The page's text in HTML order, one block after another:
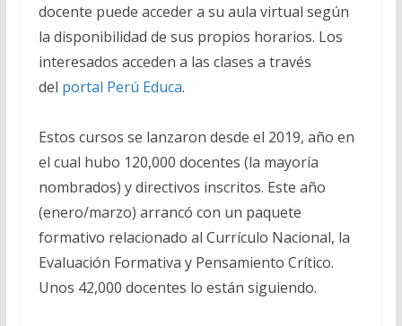
docente puede acceder a su aula virtual según
la disponibilidad de sus propios horarios. Los
interesados acceden a las clases a través
del portal Perú Educa.
Estos cursos se lanzaron desde el 2019, año en
el cual hubo 120,000 docentes (la mayoría
nombrados) y directivos inscritos. Este año
(enero/marzo) arrancó con un paquete
formativo relacionado al Currículo Nacional, la
Evaluación Formativa y Pensamiento Crítico.
Unos 42,000 docentes lo están siguiendo.